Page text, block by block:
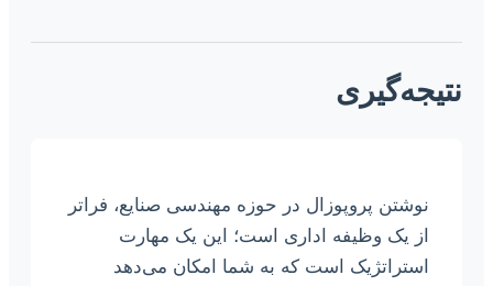
نتیجه‌گیری
نوشتن پروپوزال در حوزه مهندسی صنایع، فراتر
از یک وظیفه اداری است؛ این یک مهارت
استراتژیک است که به شما امکان می‌دهد